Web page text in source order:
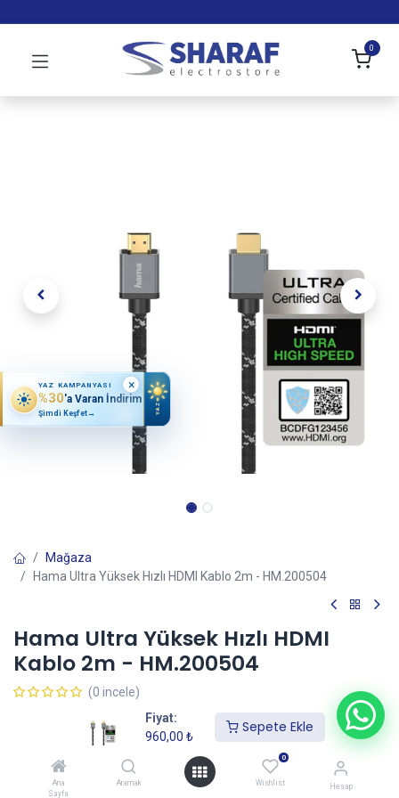
Fiyat:
960,00 ₺
Sepete Ekle
Ana
Sayfa
Aramak
0
Wishlist Hesap
0
Mağaza
Hama Ultra Yüksek Hızlı HDMI Kablo 2m - HM.200504
Hama Ultra Yüksek Hızlı HDMI
Kablo 2m - HM.200504
(0 incele)
₺
Sepete Ekle
YAZ KAMPANYASI
%30'a Varan İndirim
Şimdi Keşfet→ YAZ
×